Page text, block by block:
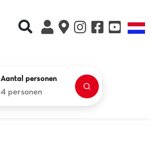
Recherche rapide
Aantal personen
4 personen